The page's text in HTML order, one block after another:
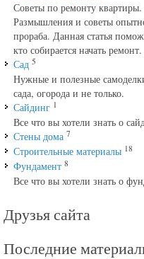
Советы по ремонту квартиры.
Размышления и советы
прораба. Данная статья
кто собирается начать ремонт.
Сад 5
Нужные и полезные
сада, огорода и не только.
Сайдинг 1
Все что вы хотели знать о
Стены дома 7
Строительные материалы 18
Фундамент 8
Все что вы хотели знать о
Друзья сайта
Последние